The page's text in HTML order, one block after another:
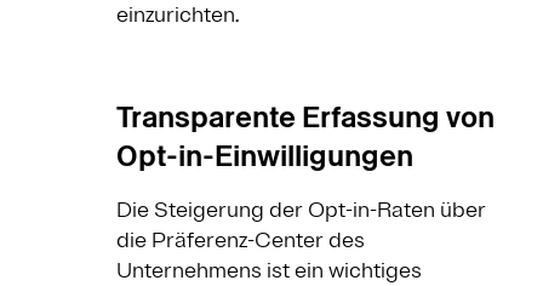
einzurichten.
Transparente Erfassung von
Opt-in-Einwilligungen
Die Steigerung der Opt-in-Raten über
die Präferenz-Center des
Unternehmens ist ein wichtiges